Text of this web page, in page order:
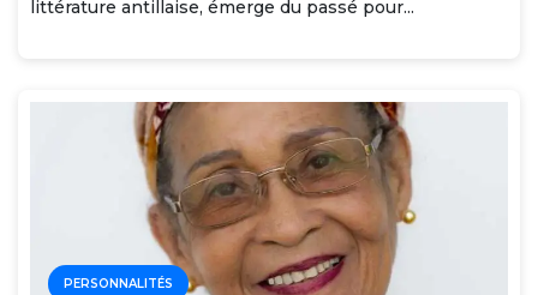
littérature antillaise, émerge du passé pour...
PERSONNALITÉS